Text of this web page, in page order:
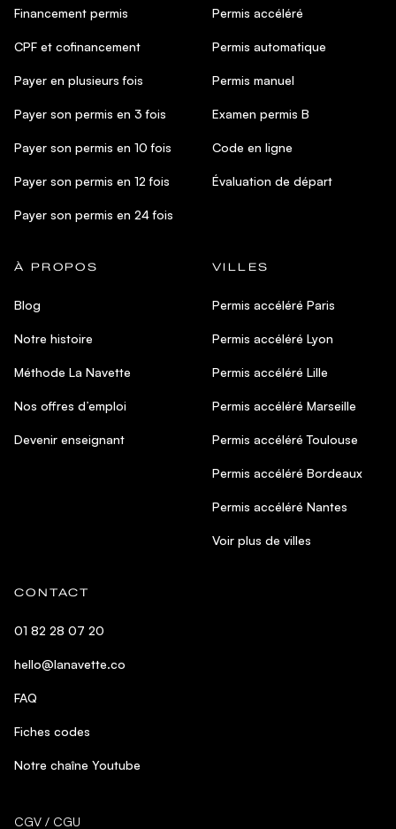
Financement permis
CPF et cofinancement
Payer en plusieurs fois
Payer son permis en 3 fois
Payer son permis en 10 fois
Payer son permis en 12 fois
Payer son permis en 24 fois
Permis accéléré
Permis automatique
Permis manuel
Examen permis B
Code en ligne
Évaluation de départ
À PROPOS
Blog
Notre histoire
Méthode La Navette
Nos offres d’emploi
Devenir enseignant
VILLES
Permis accéléré Paris
Permis accéléré Lyon
Permis accéléré Lille
Permis accéléré Marseille
Permis accéléré Toulouse
Permis accéléré Bordeaux
Permis accéléré Nantes
Voir plus de villes
CONTACT
01 82 28 07 20
hello@lanavette.co
FAQ
Fiches codes
Notre chaîne Youtube
CGV / CGU